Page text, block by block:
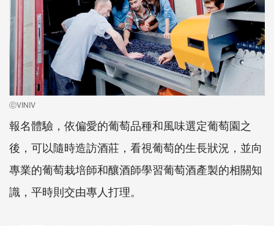
ⓒVINIV
報名體驗，依偏愛的葡萄品種和風味選定葡萄園之
後，可以隨時造訪酒莊，看視葡萄的生長狀況，並向
專業的葡萄栽培師和釀酒師學習葡萄酒產製的相關知
識，平時則交由專人打理。